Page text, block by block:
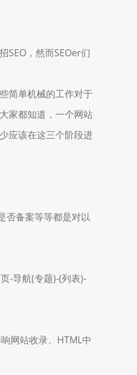
SEO，然而SEOer们
简单机械的工作对于
家都知道，一个网站
应该在这三个阶段进
否备案等等都是对以
-导航(专题)-(列表)-
网站收录、HTML中